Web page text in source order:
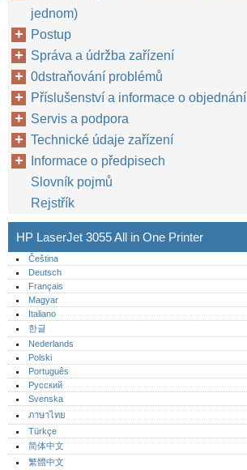
jednom)
Postup
Správa a údržba zařízení
0dstraňování problémů
Příslušenství a informace o objednání
Servis a podpora
Technické údaje zařízení
Informace o předpisech
Slovník pojmů
Rejstřík
HP LaserJet 3055 All in One Printer
Čeština
Deutsch
Français
Magyar
Italiano
한글
Nederlands
Polski
Português‎
Русский
Svenska
ภาษาไทย
Türkçe
简体中文
繁體中文